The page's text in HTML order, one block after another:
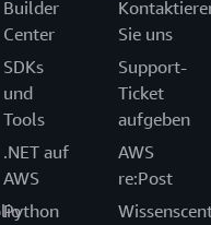
Builder
Center
SDKs
und
Tools
.NET auf
AWS
Python
Sie uns
Support-
Ticket
aufgeben
AWS
re:Post